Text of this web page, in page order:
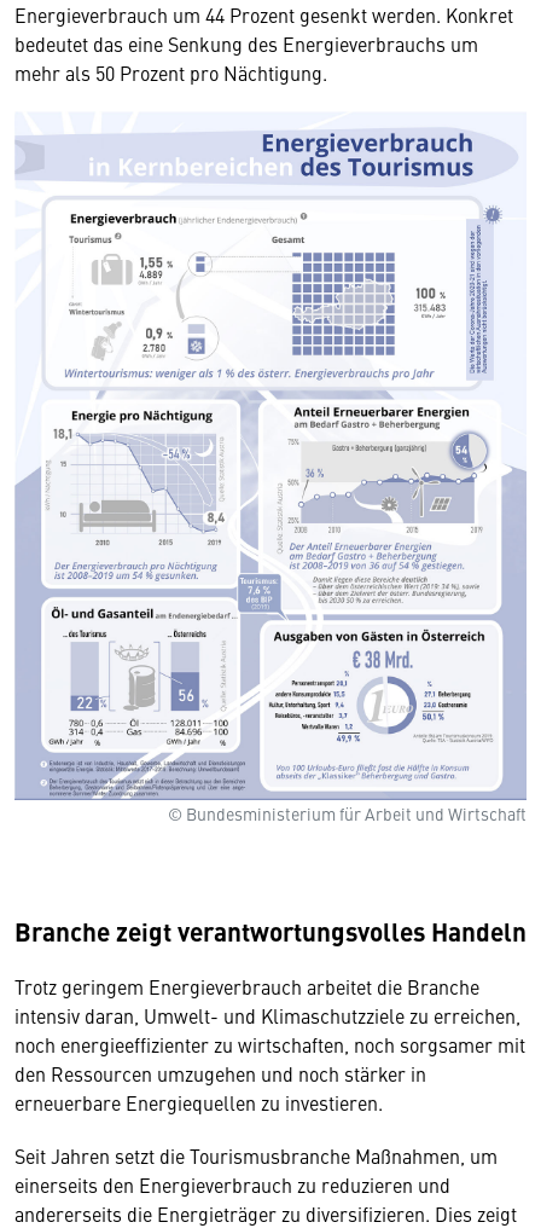
Energieverbrauch um 44 Prozent gesenkt werden. Konkret
bedeutet das eine Senkung des Energieverbrauchs um
mehr als 50 Prozent pro Nächtigung.
© Bundesministerium für Arbeit und Wirtschaft
Branche zeigt verantwortungsvolles Handeln
Trotz geringem Energieverbrauch arbeitet die Branche
intensiv daran, Umwelt- und Klimaschutzziele zu erreichen,
noch energieeffizienter zu wirtschaften, noch sorgsamer mit
den Ressourcen umzugehen und noch stärker in
erneuerbare Energiequellen zu investieren.
Seit Jahren setzt die Tourismusbranche Maßnahmen, um
einerseits den Energieverbrauch zu reduzieren und
andererseits die Energieträger zu diversifizieren. Dies zeigt